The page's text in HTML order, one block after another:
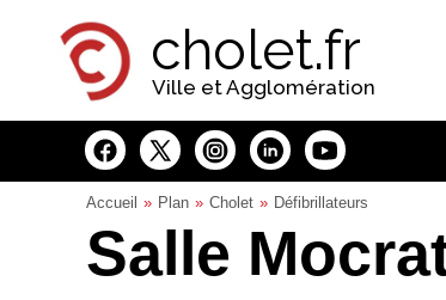
cholet.fr
Ville et Agglomération
Accueil Plan Cholet Défibrillateurs
Salle